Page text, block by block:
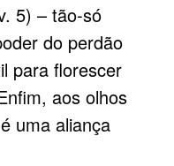
5) – tão-só
do perdão
para florescer
aos olhos
uma aliança